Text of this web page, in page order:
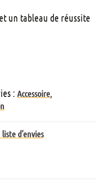
un tableau de réussite
: Accessoire,
d’envies